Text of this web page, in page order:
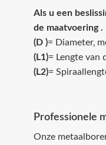
Als u een
de maatvoering .
(D )= Diameter‚
(L1)= Lengte van
(L2)=
Professionele
Onze